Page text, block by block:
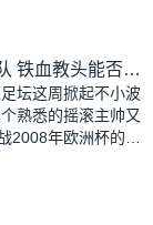
比利奇二度执掌克罗地亚队 铁血教头能否延续格子军团辉煌？
坛这周掀起不小波
熟悉的摇滚主帅又
2008年欧洲杯的比